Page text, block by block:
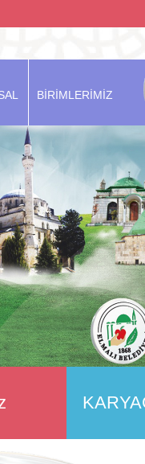
BİRİMLERİMİZ